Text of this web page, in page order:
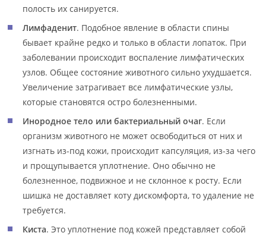
полость их санируется.
Лимфаденит. Подобное явление в области спины
бывает крайне редко и только в области лопаток. При
заболевании происходит воспаление лимфатических
узлов. Общее состояние животного сильно ухудшается.
Увеличение затрагивает все лимфатические узлы,
которые становятся остро болезненными.
Инородное тело или бактериальный очаг. Если
организм животного не может освободиться от них и
изгнать из-под кожи, происходит капсуляция, из-за чего
и прощупывается уплотнение. Оно обычно не
болезненное, подвижное и не склонное к росту. Если
шишка не доставляет коту дискомфорта, то удаление не
требуется.
Киста. Это уплотнение под кожей представляет собой